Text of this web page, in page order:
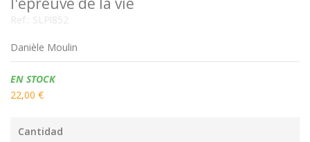
Ref.: SLPl852
Danièle Moulin
Disponibilidad:
EN STOCK
22,00 €
Cantidad